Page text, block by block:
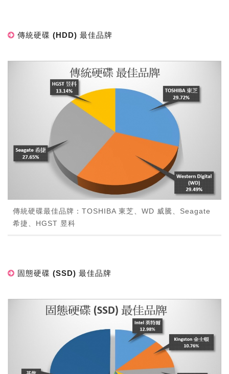
傳統硬碟 (HDD) 最佳品牌
傳統硬碟最佳品牌：TOSHIBA 東芝、WD 威騰、Seagate
希捷、HGST 昱科
固態硬碟 (SSD) 最佳品牌